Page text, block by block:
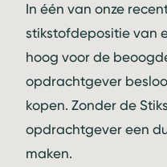
In één van onze
stikstofdepositie van
hoog voor de
opdrachtgever
kopen. Zonder de
opdrachtgever een
maken.